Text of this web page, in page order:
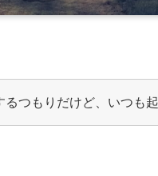
つもりだけど、いつも起